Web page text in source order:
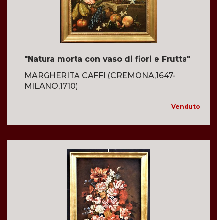
"Natura morta con vaso di fiori e Frutta"
MARGHERITA CAFFI (CREMONA,1647-
MILANO,1710)
Venduto